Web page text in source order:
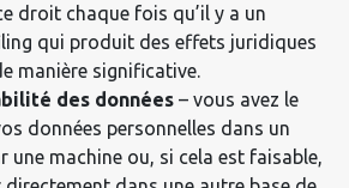
droit chaque fois qu’il y a un
qui produit des effets juridiques
manière significative.
des données – vous avez le
données personnelles dans un
une machine ou, si cela est faisable,